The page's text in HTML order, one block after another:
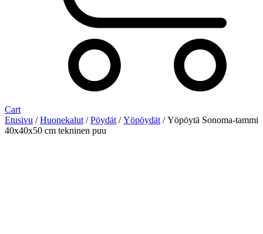
Cart
Etusivu /Huonekalut /Pöydät /Yöpöydät / Yöpöytä Sonoma-tammi
40x40x50 cm tekninen puu